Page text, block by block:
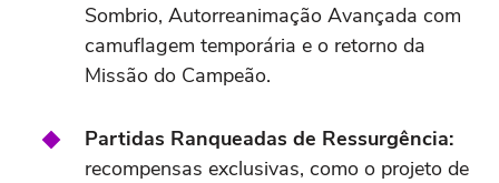
Sombrio, Autorreanimação Avançada com
camuflagem temporária e o retorno da
Missão do Campeão.
Partidas Ranqueadas de Ressurgência:
recompensas exclusivas, como o projeto de